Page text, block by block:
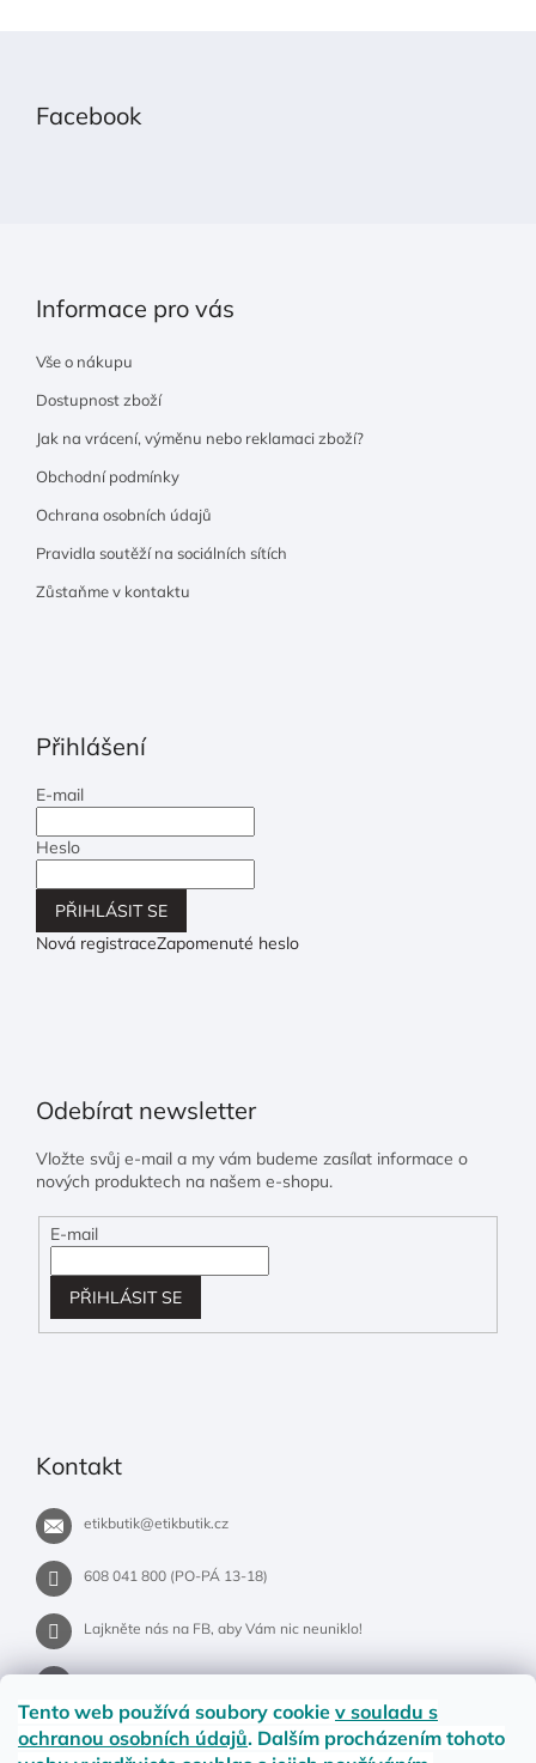
Tento web používá soubory cookie v souladu s
ochranou osobních údajů. Dalším procházením tohoto
Facebook
Informace pro vás
Vše o nákupu
Dostupnost zboží
Jak na vrácení, výměnu nebo reklamaci zboží?
Obchodní podmínky
Ochrana osobních údajů
Pravidla soutěží na sociálních sítích
Zůstaňme v kontaktu
Přihlášení
E-mail
Heslo
PŘIHLÁSIT SE
Nová registraceZapomenuté heslo
Odebírat newsletter
Vložte svůj e-mail a my vám budeme zasílat informace o
nových produktech na našem e-shopu.
E-mail
PŘIHLÁSIT SE
Kontakt
etikbutik@etikbutik.cz
608 041 800 (PO-PÁ 13-18)
Lajkněte nás na FB, aby Vám nic neuniklo!